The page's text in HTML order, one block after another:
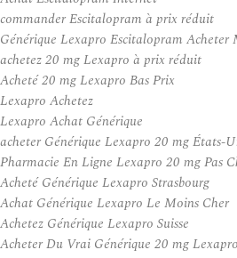
commander Escitalopram à prix réduit
Générique Lexapro Escitalopram
achetez 20 mg Lexapro à prix réduit
Acheté 20 mg Lexapro Bas Prix
Lexapro Achetez
Lexapro Achat Générique
acheter Générique Lexapro 20 mg États-
Pharmacie En Ligne Lexapro 20 mg Pas
Acheté Générique Lexapro Strasbourg
Achat Générique Lexapro Le Moins Cher
Achetez Générique Lexapro Suisse
Acheter Du Vrai Générique 20 mg